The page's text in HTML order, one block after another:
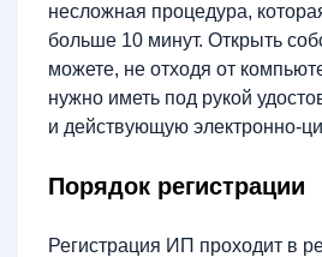
несложная процедура,
больше 10 минут. Открыть
можете, не отходя от
нужно иметь под рукой
и действующую электронно-
Порядок регистрации
Регистрация ИП проходит в